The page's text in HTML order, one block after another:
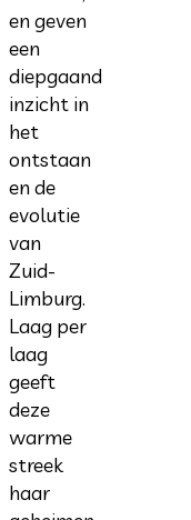
en geven
een
diepgaand
inzicht in
het
ontstaan
en de
evolutie
van
Zuid-
Limburg.
Laag per
laag
geeft
deze
warme
streek
haar